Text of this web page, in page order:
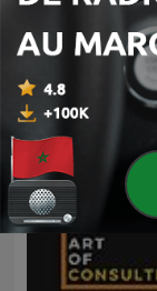
Buzzinga أخبار الذكاء